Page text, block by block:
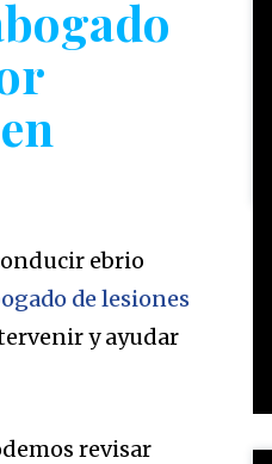
ebrio
de lesiones
y ayudar
revisar